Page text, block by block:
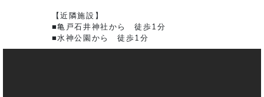
【近隣施設】
■亀戸石井神社から 徒歩1分
■水神公園から 徒歩1分